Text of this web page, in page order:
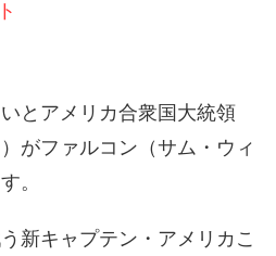
とアメリカ合衆国大統領
がファルコン（サム・ウィ
。
新キャプテン・アメリカこ